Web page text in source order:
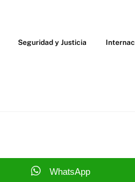
Seguridad y Justicia
WhatsApp